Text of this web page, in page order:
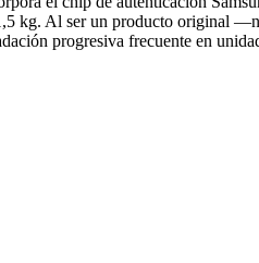
kg. Al ser un producto original
progresiva frecuente en